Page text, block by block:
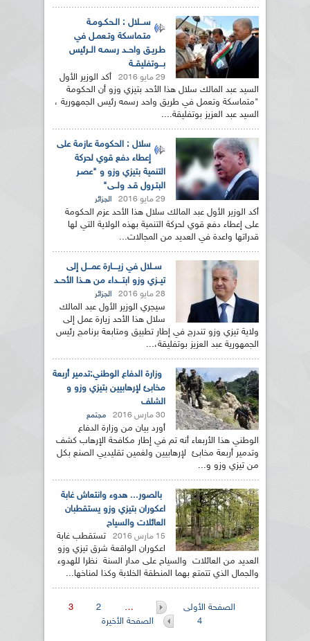
ســـلال : الـحكـومـة
متـماسكة وتـعمـل في
طـريـق واحــد رسمـه الــرئيس
بـــوتفليقــة
29 مايو 2016
أكد الوزير الأول
السيد عبد المالك سلال هذا الأحد بتيزي وزو أن الحكومة
"متماسكة وتعمل في طريق واحد رسمه رئيس الجمهورية ،
السيد عبد العزيز بوتفليقة....
سلال : الحكومة عازمة على
إعطاء دفع قوي لحركة
التنمية بتيزي وزو و "عصـر
البتـرول قـد ولــى"
29 مايو 2016 الجزائر
أكد الوزير الأول عبد المالك سلال هذا الأحد عزم الحكومة
على إعطاء دفع قوي لحركة التنمية بهذه الولاية التي لها
قدراتها واعدة في العديد من المجالات...
ســلال في زيــــارة عمـــل إلى
تيــزي وزو ابتـــداء من هــذا الأحــد
28 مايو 2016 الجزائر
سيجري الوزير الأول عبد المالك
سلال هذا الأحد زيارة عمل إلى
ولاية تيزي وزو تندرج في إطار تطبيق ومتابعة برنامج رئيس
الجمهورية عبد العزيز بوتفليقة،...
وزارة الدفاع الوطني:تدمير أربعة
مخابئ لإرهابيين بتيزي وزو و
الشلف
30 مارس 2016 مجتمع
أورد بيان من وزارة الدفاع
الوطني هذا الأربعاء أنه تم في إطار مكافحة الإرهاب كشف
وتدمير أربعة مخابئ لإرهابيين ولغمين تقليديي الصنع بكل
من تيزي وزو و...
بالصور... هدوء وانتعاش غابة
اعكوران بتيزي وزو يستقطبان
العائلات والسياح
15 مارس 2016
تستقطب غابة
اعكوران الواقعة شرق تيزي وزو
العديد من العائلات والسياح على مدار السنة نظرا للهدوء
والجمال الذي تتمتع بهما المنطقة الخلابة وكذا لمناخها...
الصفحات
الصفحة الأولى …
2
3
4
الصفحة الأخيرة